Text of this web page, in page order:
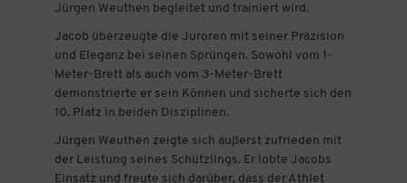
Jürgen Weuthen begleitet und trainiert wird.
Jacob überzeugte die Juroren mit seiner Präzision
und Eleganz bei seinen Sprüngen. Sowohl vom 1-
Meter-Brett als auch vom 3-Meter-Brett
demonstrierte er sein Können und sicherte sich den
10. Platz in beiden Disziplinen.
Jürgen Weuthen zeigte sich äußerst zufrieden mit
der Leistung seines Schützlings. Er lobte Jacobs
Einsatz und freute sich darüber, dass der Athlet